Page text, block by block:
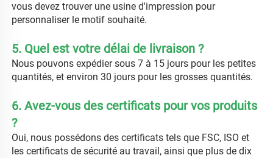
vous devez trouver une usine d'impression pour
personnaliser le motif souhaité.
5. Quel est votre délai de livraison ?
Nous pouvons expédier sous 7 à 15 jours pour les petites
quantités, et environ 30 jours pour les grosses quantités.
6. Avez-vous des certificats pour vos produits
?
Oui, nous possédons des certificats tels que FSC, ISO et
les certificats de sécurité au travail, ainsi que plus de dix